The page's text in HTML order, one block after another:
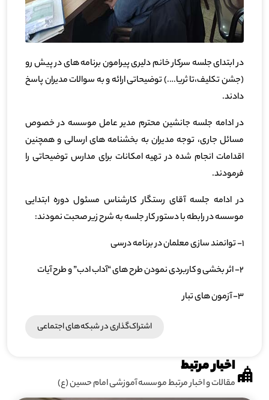
در ابتدای جلسه سرکار خانم دلیری پیرامون برنامه های در پیش رو
(جشن تکلیف،تا ثریا….) توضیحاتی ارائه و به سوالات مدیران پاسخ
دادند.
در ادامه جلسه جانشین محترم مدیر عامل موسسه در خصوص
مسائل جاری، توجه مدیران به بخشنامه های ارسالی و همچنین
اقدامات انجام شده در تهیه امکانات برای مدارس توضیحاتی را
فرمودند.
در ادامه جلسه آقای رستگار کارشناس مسئول دوره ابتدایی
موسسه در رابطه با دستور کار جلسه به شرح زیر صحبت نمودند:
1- توانمند سازی معلمان در برنامه درسی
2- اثر بخشی و کاربردی نمودن طرح های “آداب ادب” و طرح آیات
3- آزمون های تبار
اشتراک‌گذاری در شبکه‎‌های اجتماعی
اخبار مرتبط
مقالات و اخبار مرتبط موسسه آموزشی امام حسین (ع)